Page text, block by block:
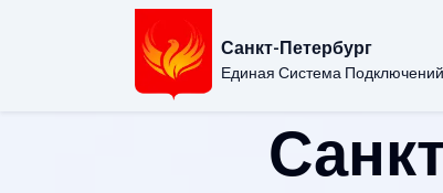
Санкт-Петербург
Единая Система Подключений